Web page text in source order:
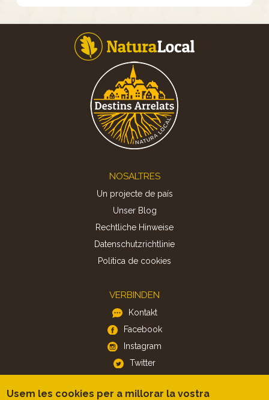
NOSALTRES
Un projecte de país
Unser Blog
Rechtliche Hinweise
Datenschutzrichtlinie
Politica de cookies
VERBINDEN
Kontakt
Facebook
Instagram
Twitter
APP
Usem les cookies per a millorar la vostra